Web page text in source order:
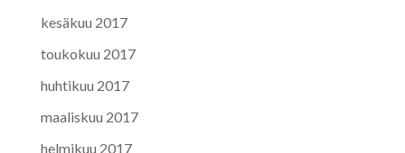
kesäkuu 2017
toukokuu 2017
huhtikuu 2017
maaliskuu 2017
helmikuu 2017